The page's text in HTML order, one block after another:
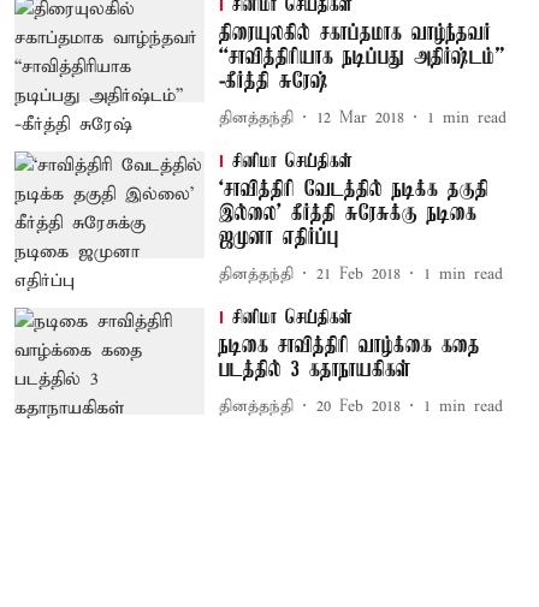
சினிமா செய்திகள்
திரையுலகில் சகாப்தமாக வாழ்ந்தவர்
“சாவித்திரியாக நடிப்பது அதிர்ஷ்டம்”
-கீர்த்தி சுரேஷ்
தினத்தந்தி 12 Mar 2018 1 min read
சினிமா செய்திகள்
‘சாவித்திரி வேடத்தில் நடிக்க தகுதி
இல்லை’ கீர்த்தி சுரேசுக்கு நடிகை
ஜமுனா எதிர்ப்பு
தினத்தந்தி 21 Feb 2018 1 min read
சினிமா செய்திகள்
நடிகை சாவித்திரி வாழ்க்கை கதை
படத்தில் 3 கதாநாயகிகள்
தினத்தந்தி 20 Feb 2018 1 min read